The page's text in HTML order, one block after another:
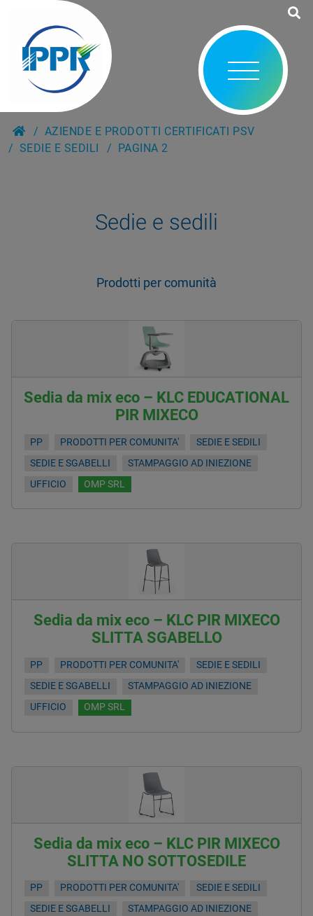
AZIENDE E PRODOTTI CERTIFICATI PSV
SEDIE E SEDILI
PAGINA 2
Sedie e sedili
Prodotti per comunità
Sedia da mix eco – KLC EDUCATIONAL
PIR MIXECO
PP PRODOTTI PER COMUNITA'
SEDIE E SEDILI
SEDIE E SGABELLI
STAMPAGGIO AD INIEZIONE
UFFICIO
OMP SRL
Sedia da mix eco – KLC PIR MIXECO
SLITTA SGABELLO
PP PRODOTTI PER COMUNITA'
SEDIE E SEDILI
SEDIE E SGABELLI
STAMPAGGIO AD INIEZIONE
UFFICIO
OMP SRL
Sedia da mix eco – KLC PIR MIXECO
SLITTA NO SOTTOSEDILE
PP PRODOTTI PER COMUNITA'
SEDIE E SEDILI
SEDIE E SGABELLI
STAMPAGGIO AD INIEZIONE